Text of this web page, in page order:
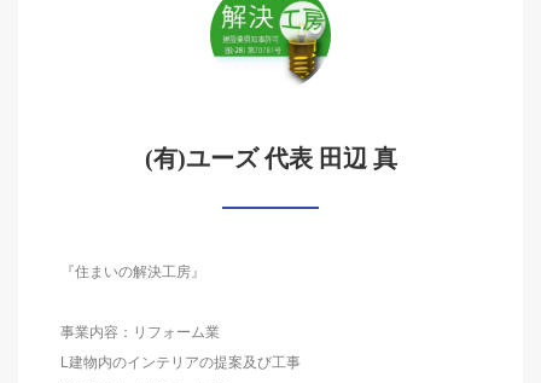
(有)ユーズ 代表 田辺 真
『住まいの解決工房』
事業内容：リフォーム業
L建物内のインテリアの提案及び工事